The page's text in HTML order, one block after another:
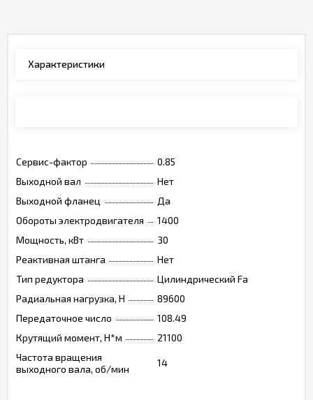
Характеристики
Сервис-фактор
0.85
Выходной вал
Нет
Выходной фланец
Да
Обороты электродвигателя
1400
Мощность, кВт
30
Реактивная штанга
Нет
Тип редуктора
Цилиндрический Fa
Радиальная нагрузка, Н
89600
Передаточное число
108.49
Крутящий момент, Н*м
21100
Частота вращения
выходного вала, об/мин
14